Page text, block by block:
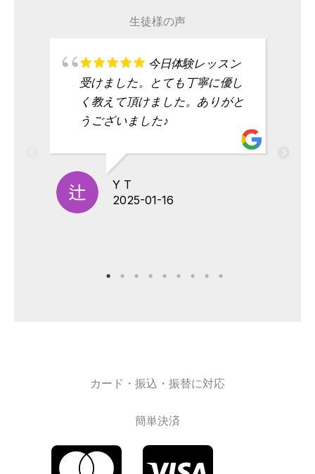
生徒様の声
今日体験レッスン
受けました。とても丁寧に優し
く教えて頂けました。ありがと
うございました♪
Y T
2025-01-16
カード・振込・振替に対応
簡単決済